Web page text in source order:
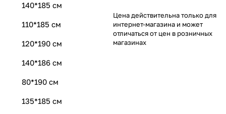
140*185 см
110*185 см
120*190 см
140*186 см
80*190 см
135*185 см
Цена действительна только для
интернет-магазина и может
отличаться от цен в розничных
магазинах